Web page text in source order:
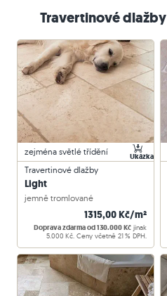
Travertinové
Travertinové dlažby
Light
jemně tromlované
1315,00 Kč/m²
Doprava zdarma od 130.000 Kč jinak
5.000 Kč. Ceny včetně 21 % DPH.
zejména světlé třídění Ukázka